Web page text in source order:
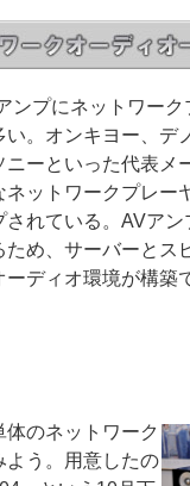
ンプにネットワーク
。オンキヨー、デ
ーといった代表メ
ットワークプレー
れている。AVア
め、サーバーとス
ーディオ環境が構築
のネットワーク
よう。用意したの